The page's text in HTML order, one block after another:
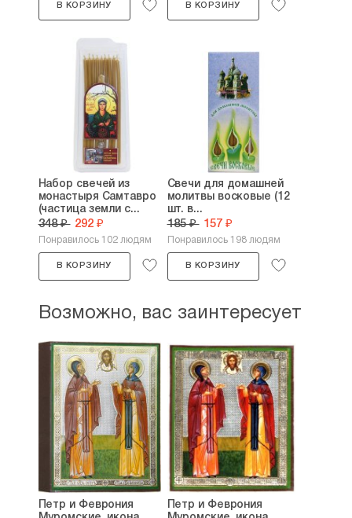
В КОРЗИНУ В КОРЗИНУ
Набор свечей из
монастыря Самтавро
(частица земли с...
348 ₽ 292 ₽
Понравилось 102 людям
В КОРЗИНУ
Свечи для домашней
молитвы восковые (12
шт. в...
185 ₽ 157 ₽
Понравилось 198 людям
В КОРЗИНУ
Возможно, вас заинтересует
Петр и Феврония
Петр и Феврония